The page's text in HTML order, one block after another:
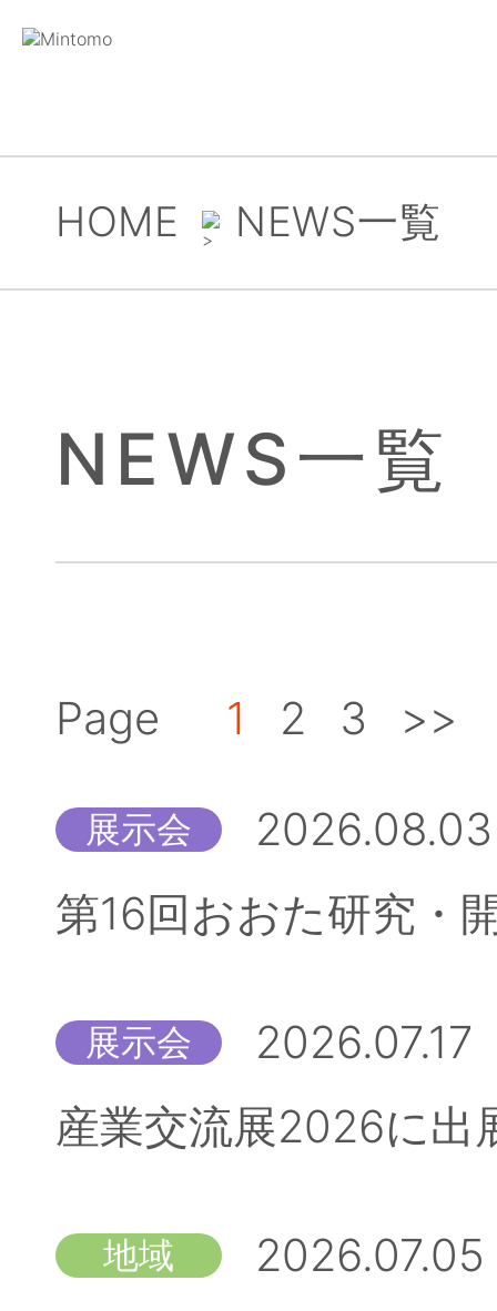
HOME NEWS一覧
NEWS一覧
Page 1 2 3 >>
展示会
2026.08.03
第16回おおた研究・
展示会
2026.07.17
産業交流展2026に出
地域
2026.07.05